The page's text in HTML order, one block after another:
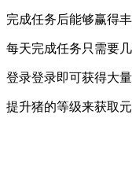
完成任务后能够赢得
每天完成任务只需要
登录登录即可获得大
提升猪的等级来获取